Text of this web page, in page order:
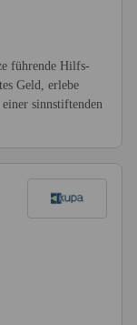
führende Hilfs-
Geld, erlebe
sinnstiftenden